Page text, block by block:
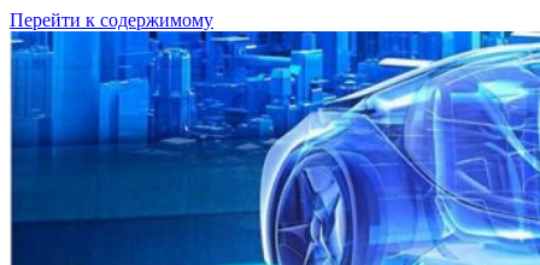
Перейти к содержимому